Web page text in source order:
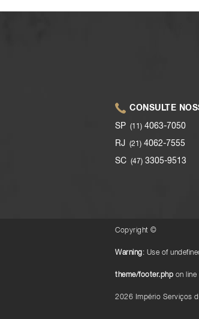
CONSULTE
SP (11) 4063-7050
RJ (21) 4062-7555
SC (47) 3305-9513
Copyright ©
Warning: Use of
theme/footer.php on line
2026 Império Serviços